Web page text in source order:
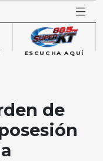
ESCUCHA AQUÍ
de